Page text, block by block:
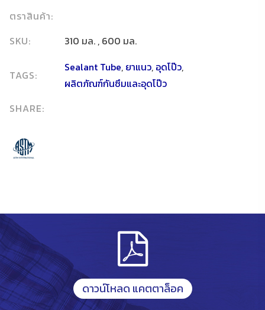
ตราสินค้า:
SKU:
310 มล. , 600 มล.
TAGS:
Sealant Tube, ยาแนว, อุดโป๊ว,
ผลิตภัณฑ์กันซึมและอุดโป๊ว
SHARE:
ดาวน์โหลด แคตตาล็อค